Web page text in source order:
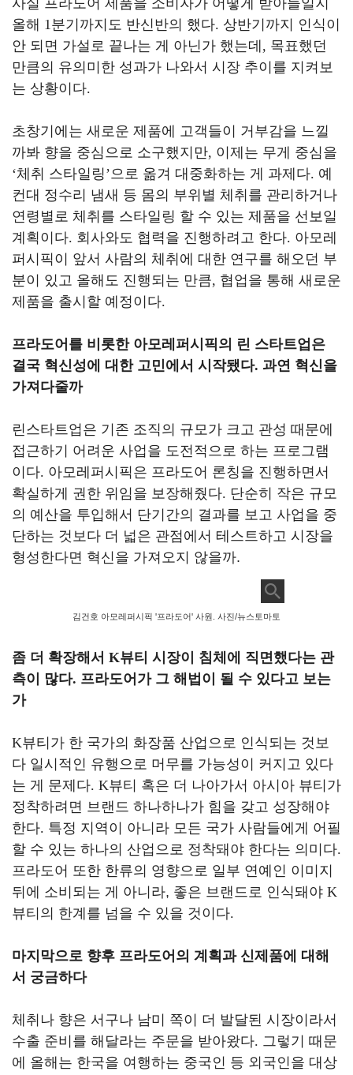
사실 프라도어 제품을 소비자가 어떻게 받아들일지
올해 1분기까지도 반신반의 했다. 상반기까지 인식이
안 되면 가설로 끝나는 게 아닌가 했는데 , 목표했던
만큼의 유의미한 성과가 나와서 시장 추이를 지켜보
는 상황이다.
초창기에는 새로운 제품에 고객들이 거부감을 느낄
까봐 향을 중심으로 소구했지만, 이제는 무게 중심을
‘체취 스타일링’으로 옮겨 대중화하는 게 과제다. 예
컨대 정수리 냄새 등 몸의 부위별 체취를 관리하거나
연령별로 체취를 스타일링 할 수 있는 제품을 선보일
계획이다. 회사와도 협력을 진행하려고 한다. 아모레
퍼시픽이 앞서 사람의 체취에 대한 연구를 해오던 부
분이 있고 올해도 진행되는 만큼, 협업을 통해 새로운
제품을 출시할 예정이다.
프라도어를 비롯한 아모레퍼시픽의 린 스타트업은
결국 혁신성에 대한 고민에서 시작됐다. 과연 혁신을
가져다줄까
린스타트업은 기존 조직의 규모가 크고 관성 때문에
접근하기 어려운 사업을 도전적으로 하는 프로그램
이다. 아모레퍼시픽은 프라도어 론칭을 진행하면서
확실하게 권한 위임을 보장해줬다. 단순히 작은 규모
의 예산을 투입해서 단기간의 결과를 보고 사업을 중
단하는 것보다 더 넓은 관점에서 테스트하고 시장을
형성한다면 혁신을 가져오지 않을까.
김건호 아모레퍼시픽 '프라도어' 사원. 사진/뉴스토마토
좀 더 확장해서 K뷰티 시장이 침체에 직면했다는 관
측이 많다. 프라도어가 그 해법이 될 수 있다고 보는
가
K뷰티가 한 국가의 화장품 산업으로 인식되는 것보
다 일시적인 유행으로 머무를 가능성이 커지고 있다
는 게 문제다. K뷰티 혹은 더 나아가서 아시아 뷰티가
정착하려면 브랜드 하나하나가 힘을 갖고 성장해야
한다. 특정 지역이 아니라 모든 국가 사람들에게 어필
할 수 있는 하나의 산업으로 정착돼야 한다는 의미다.
프라도어 또한 한류의 영향으로 일부 연예인 이미지
뒤에 소비되는 게 아니라, 좋은 브랜드로 인식돼야 K
뷰티의 한계를 넘을 수 있을 것이다.
마지막으로 향후 프라도어의 계획과 신제품에 대해
서 궁금하다
체취나 향은 서구나 남미 쪽이 더 발달된 시장이라서
수출 준비를 해달라는 주문을 받아왔다. 그렇기 때문
에 올해는 한국을 여행하는 중국인 등 외국인을 대상